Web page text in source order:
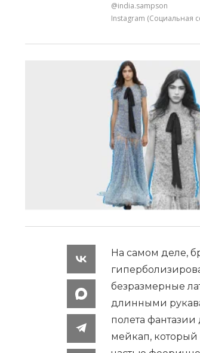
@india.sampson
Instagram (Социальная
На самом деле,
безразмерные
длинными
полета
мейкап, который